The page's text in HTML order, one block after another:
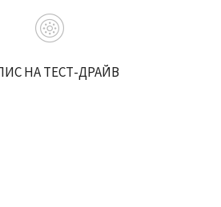
НА ТЕСТ-ДРАЙВ